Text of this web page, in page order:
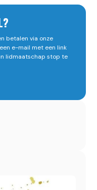
betalen via onze
e-mail met een link
lidmaatschap stop te